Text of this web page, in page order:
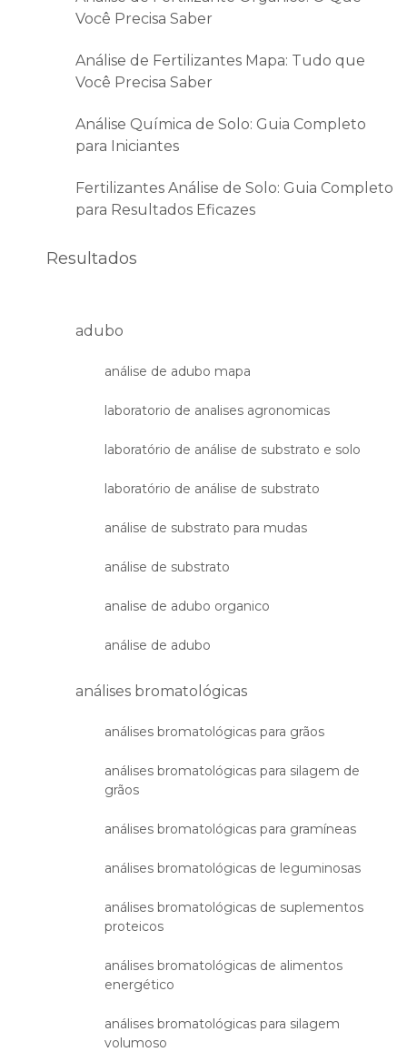
Você Precisa Saber
Análise de Fertilizantes Mapa: Tudo que
Você Precisa Saber
Análise Química de Solo: Guia Completo
para Iniciantes
Fertilizantes Análise de Solo: Guia Completo
para Resultados Eficazes
Resultados
adubo
análise de adubo mapa
laboratorio de analises agronomicas
laboratório de análise de substrato e solo
laboratório de análise de substrato
análise de substrato para mudas
análise de substrato
analise de adubo organico
análise de adubo
análises bromatológicas
análises bromatológicas para grãos
análises bromatológicas para silagem de
grãos
análises bromatológicas para gramíneas
análises bromatológicas de leguminosas
análises bromatológicas de suplementos
proteicos
análises bromatológicas de alimentos
energético
análises bromatológicas para silagem
volumoso